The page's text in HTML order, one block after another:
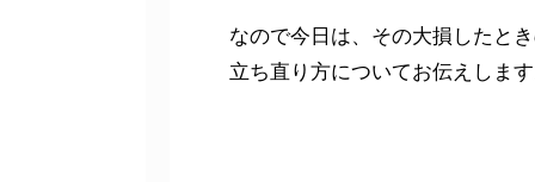
なので今日は、その大損したと
立ち直り方についてお伝えします